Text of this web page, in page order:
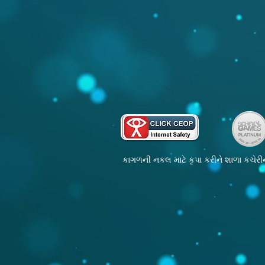
કાગળની નકલ માટે કૃપા કરીને શાળા